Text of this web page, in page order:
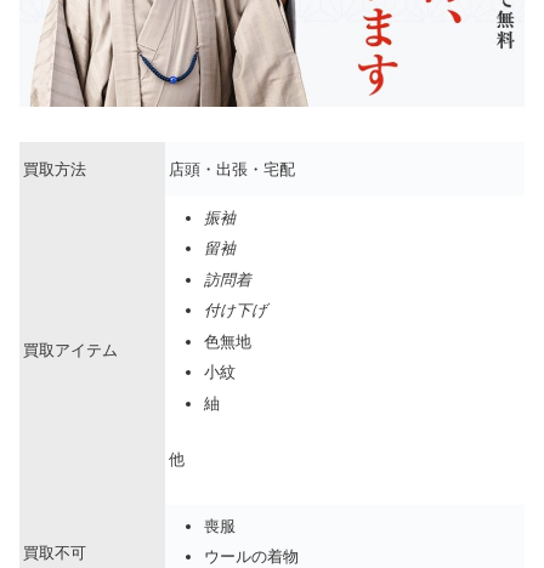
買取方法 店頭・出張・宅配
買取アイテム
振袖
留袖
訪問着
付け下げ
色無地
小紋
紬
他
買取不可
喪服
ウールの着物